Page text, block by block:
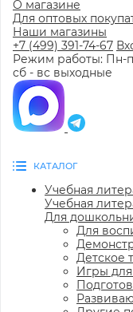
О магазине
Для оптовых
Наши магазины
+7 (499) 391-74-67
Режим работы: Пн-
сб - вс выходные
КАТАЛОГ
Учебная
Учебная
Для
Для
Детское
Игры